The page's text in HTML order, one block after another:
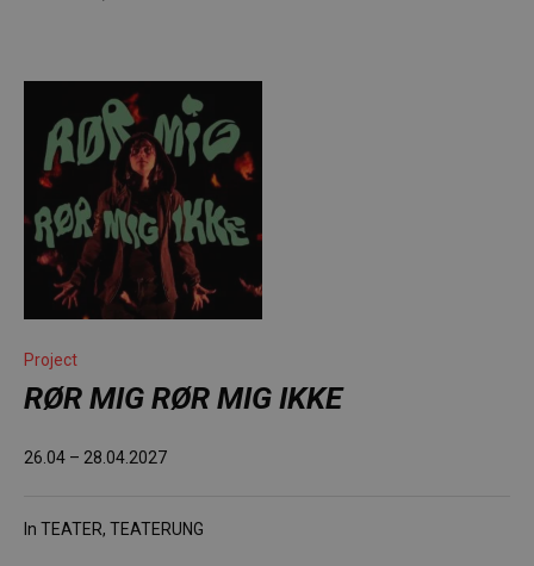
Project
RØR MIG RØR MIG IKKE
26.04 – 28.04.2027
In TEATER, TEATERUNG